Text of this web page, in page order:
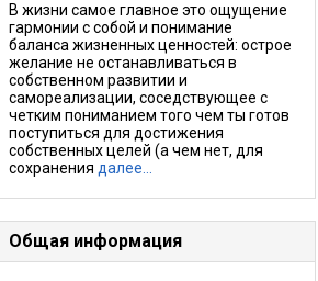
В жизни самое главное это ощущение
гармонии с собой и понимание
баланса жизненных ценностей: острое
желание не останавливаться в
собственном развитии и
самореализации, соседствующее с
четким пониманием того чем ты готов
поступиться для достижения
собственных целей (а чем нет, для
сохранения далее…
Общая информация